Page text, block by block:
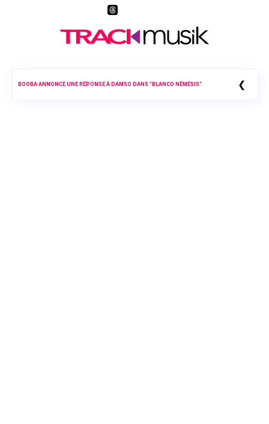
BOOBA ANNONCE UNE RÉPONSE À DAMSO DANS “BLANCO NÉMÉSIS” ❮